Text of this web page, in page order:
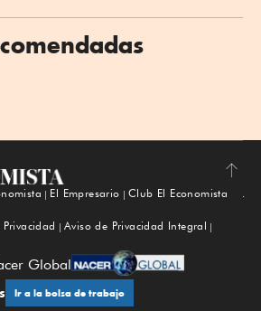
Subir
El Empresario
Club El Economista
Aviso de Privacidad Integral
Global
Ir a la bolsa de trabajo